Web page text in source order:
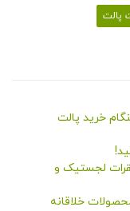
پالت
خرید پالت
لجستیک و
خلاقانه